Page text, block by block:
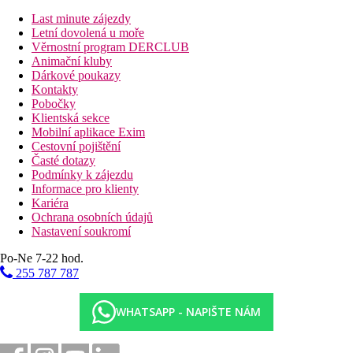
velikost pokoje cca 42-60 m2, nově zrekonstruované
pokoje
Rodinná Suita, Bungalov, Výhled zahrada nebo
výhled na hory:
bungalovech, ložnice a obývací část, velikost pokoje cca
48-60 m2
Rodinná Suita, Bungalov, Výhled moře:
umístěné v bungalovech, ložnice a obývací část, velikost
pokoje cca 48-60 m2
Rodinná Suita, Bungalov, Deluxe, Výhled zahrada:
pokoje umístěné v hlavní budově nebo bungalovech,
ložnice a obývací část, velikost pokoje cca 43-58 m2,
nově zrekonstruované pokoje
Suita, Bungalov, Water front:
přední části hotelu, blíže k moři, ložnice a obývací část,
velikost pokoje cca 40-60 m2
pokoje umístěné v bungalovech, ložnice a obývací část, 2
koupelny, velikost pokoje cca 75 m2, nově
Bungalov, Deluxe, Výhled moře:
pokoje
Pláž
Last minute zájezdy
Letní dovolená u moře
Věrnostní program DERCLUB
Animační kluby
Dárkové poukazy
Kontakty
Pobočky
Klientská sekce
Mobilní aplikace Exim
Cestovní pojištění
Časté dotazy
Podmínky k zájezdu
Informace pro klienty
Kariéra
Ochrana osobních údajů
Nastavení soukromí
Po-Ne 7-22 hod.
255 787 787
WHATSAPP - NAPIŠTE NÁM